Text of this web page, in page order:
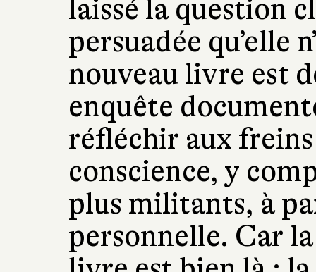
laissé la question
persuadée qu’elle
nouveau livre est
enquête
réfléchir aux
conscience, y
plus militants, à
personnelle. Car